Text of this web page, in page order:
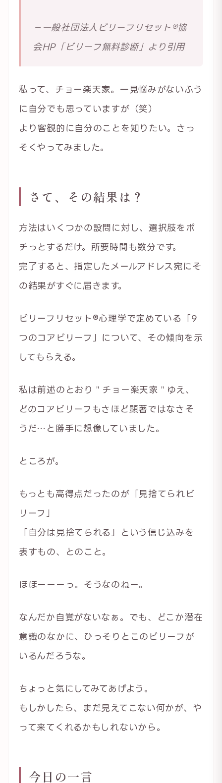
－一般社団法人ビリーフリセット®︎協
会HP「ビリーフ無料診断」より引用
私って、チョー楽天家。一見悩みがないふう
に自分でも思っていますが（笑）
より客観的に自分のことを知りたい。さっ
そくやってみました。
さて、その結果は？
方法はいくつかの設問に対し、選択肢をポ
チっとするだけ。所要時間も数分です。
完了すると、指定したメールアドレス宛にそ
の結果がすぐに届きます。
ビリーフリセット®心理学で定めている「9
つのコアビリーフ」について、その傾向を示
してもらえる。
私は前述のとおり＂チョー楽天家＂ゆえ、
どのコアビリーフもさほど顕著ではなさそ
うだ…と勝手に想像していました。
ところが。
もっとも高得点だったのが「見捨てられビ
リーフ」
「自分は見捨てられる」という信じ込みを
表すもの、とのこと。
ほほーーーっ。そうなのねー。
なんだか自覚がないなぁ。でも、どこか潜在
意識のなかに、ひっそりとこのビリーフが
いるんだろうな。
ちょっと気にしてみてあげよう。
もしかしたら、まだ見えてこない何かが、や
って来てくれるかもしれないから。
今日の一言